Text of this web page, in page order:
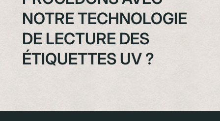
NOTRE TECHNOLOGIE
DE LECTURE DES
ÉTIQUETTES UV ?